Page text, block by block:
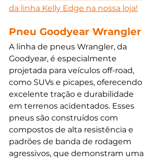
da linha Kelly Edge na nossa loja!
Pneu Goodyear Wrangler
A linha de pneus Wrangler, da
Goodyear, é especialmente
projetada para veículos off-road,
como SUVs e picapes, oferecendo
excelente tração e durabilidade
em terrenos acidentados. Esses
pneus são construídos com
compostos de alta resistência e
padrões de banda de rodagem
agressivos, que demonstram uma